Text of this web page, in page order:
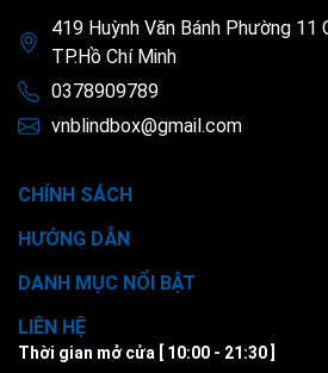
419 Huỳnh Văn Bánh Phường 11
TP.Hồ Chí Minh
0378909789
vnblindbox@gmail.com
CHÍNH SÁCH
HƯỚNG DẪN
DANH MỤC NỔI BẬT
LIÊN HỆ
Thời gian mở cửa [ 10:00 - 21:30 ]